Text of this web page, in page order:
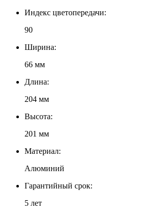
Индекс цветопередачи:
90
Ширина:
66 мм
Длина:
204 мм
Высота:
201 мм
Материал:
Алюминий
Гарантийный срок:
5 лет